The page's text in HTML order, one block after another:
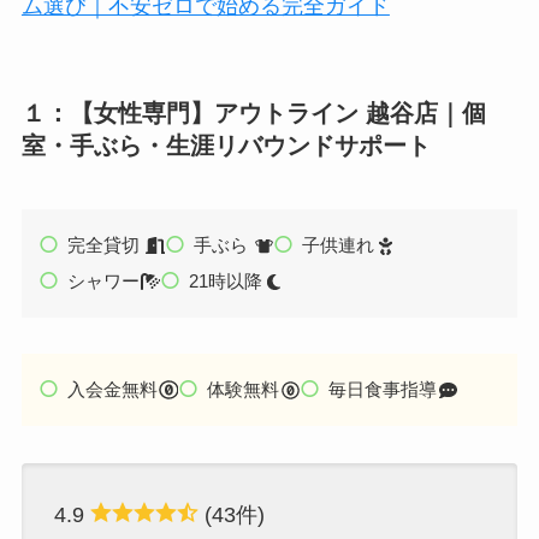
ム選び｜不安ゼロで始める完全ガイド
１：【女性専門】アウトライン 越谷店｜個
室・手ぶら・生涯リバウンドサポート
完全貸切 手ぶら
子供連れ
シャワー
21時以降
入会金無料 体験無料 毎日食事指導
4.9
(43件)